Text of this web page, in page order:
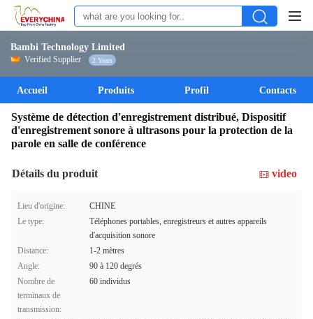
Bambi Technology Limited
Verified Supplier 2 Years
Accueil Produits Profil Contacts
Système de détection d'enregistrement distribué, Dispositif
d'enregistrement sonore à ultrasons pour la protection de la
parole en salle de conférence
Détails du produit video
Lieu d'origine:
CHINE
Le type:
Téléphones portables, enregistreurs et autres appareils
d'acquisition sonore
Distance:
1-2 mètres
Angle:
90 à 120 degrés
Nombre de
terminaux de
transmission:
60 individus